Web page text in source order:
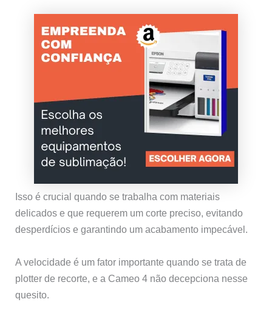
Isso é crucial quando se trabalha com materiais
delicados e que requerem um corte preciso, evitando
desperdícios e garantindo um acabamento impecável.
A velocidade é um fator importante quando se trata de
plotter de recorte, e a Cameo 4 não decepciona nesse
quesito.